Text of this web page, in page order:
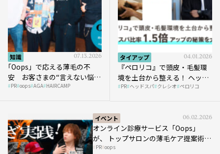
知識 07.13.2026
｢Oops」で応える薄毛の不
安 お客さまの“言えない悩
み”にどう向き合う？ ＃01
PR oops AGA HAIRCAMP
タイアップ 04.01.2026
『ペロリコ』で頭皮・毛髪環
境を土台から整える！ ヘッド
スパ比率1.5倍アップの秘策を
PR ヘッドスパ クレシオ ペロリコ
イベント 06.02.2026
オンライン診療サービス「Oops」
が、 トップサロンの薄毛ケア提案術を
HAIRCAMPで公開！
PR oops